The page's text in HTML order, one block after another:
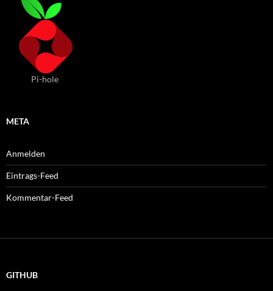
Pi-hole
META
Anmelden
Eintrags-Feed
Kommentar-Feed
GITHUB